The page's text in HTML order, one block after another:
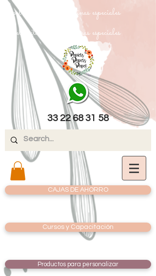
papel texturizado cartulinas especiales
papel texturizado cartulinas especiales
33 22 68 31 58
CAJAS DE AHORRO
Cursos y Capacitación
Productos para personalizar